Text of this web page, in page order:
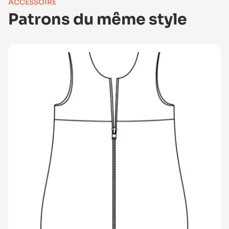
ACCESSOIRE
Patrons du même style